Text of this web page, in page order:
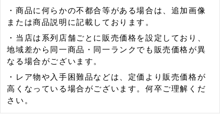
・商品に何らかの不都合等がある場合は、追加画像
または商品説明に記載しております。
・当店は系列店舗ごとに販売価格を設定しており、
地域差から同一商品・同一ランクでも販売価格が異
なる場合がございます。
・レア物や入手困難品などは、定価より販売価格が
高くなっている場合がございます。何卒ご理解くだ
さい。